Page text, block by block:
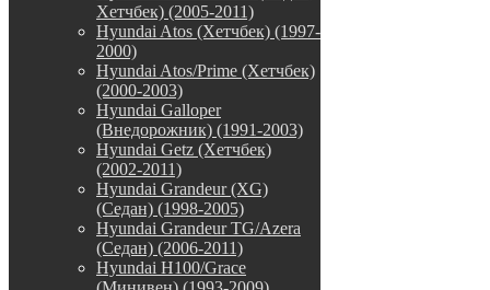
Хетчбек) (2005-2011)
Hyundai Atos (Хетчбек) (1997-
2000)
Hyundai Atos/Prime (Хетчбек)
(2000-2003)
Hyundai Galloper
(Внедорожник) (1991-2003)
Hyundai Getz (Хетчбек)
(2002-2011)
Hyundai Grandeur (XG)
(Седан) (1998-2005)
Hyundai Grandeur TG/Azera
(Седан) (2006-2011)
Hyundai H100/Grace